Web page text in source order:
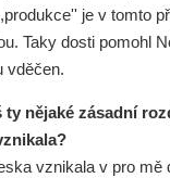
je v tomto
Taky dosti pomohl
vděčen.
ty nějaké zásadní
vznikala v pro mě